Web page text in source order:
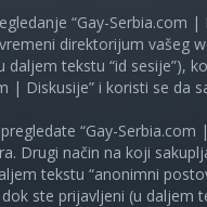
“Gay-
direktorijum vašeg
tekstu “id
| Diskusije” i koristi se
“Gay-
Drugi način na koji
tekstu “anonimni
ste prijavljeni (u daljem